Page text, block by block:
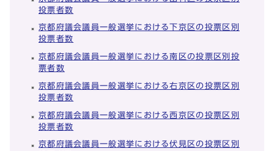
投票者数
京都府議会議員一般選挙における下京区の投票区別
投票者数
京都府議会議員一般選挙における南区の投票区別投
票者数
京都府議会議員一般選挙における右京区の投票区別
投票者数
京都府議会議員一般選挙における西京区の投票区別
投票者数
京都府議会議員一般選挙における伏見区の投票区別